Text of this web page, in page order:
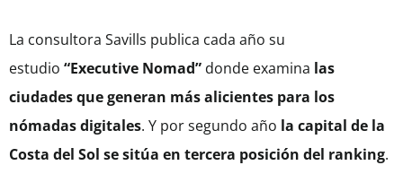
La consultora Savills publica cada año su
estudio “Executive Nomad” donde examina las
ciudades que generan más alicientes para los
nómadas digitales. Y por segundo año la capital de la
Costa del Sol se sitúa en tercera posición del ranking.